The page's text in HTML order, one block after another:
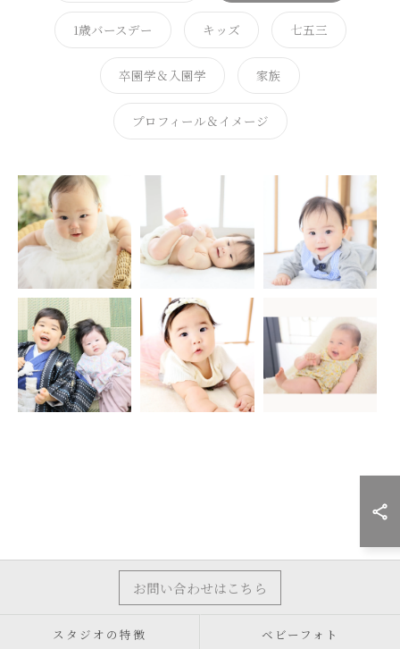
1歳バースデー キッズ 七五三
卒園学＆入園学 家族
プロフィール＆イメージ
お問い合わせはこちら
スタジオの特徴 ベビーフォト